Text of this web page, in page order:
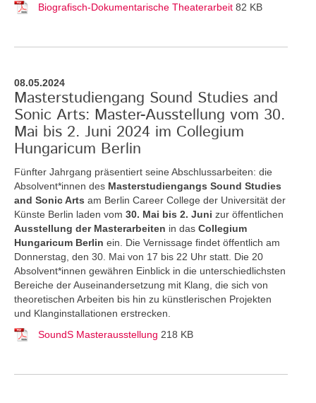
Biografisch-Dokumentarische Theaterarbeit 82 KB
08.05.2024
Masterstudiengang Sound Studies and
Sonic Arts: Master-Ausstellung vom 30.
Mai bis 2. Juni 2024 im Collegium
Hungaricum Berlin
Fünfter Jahrgang präsentiert seine Abschlussarbeiten: die
Absolvent*innen des Masterstudiengangs Sound Studies
and Sonic Arts am Berlin Career College der Universität der
Künste Berlin laden vom 30. Mai bis 2. Juni zur öffentlichen
Ausstellung der Masterarbeiten in das Collegium
Hungaricum Berlin ein. Die Vernissage findet öffentlich am
Donnerstag, den 30. Mai von 17 bis 22 Uhr statt. Die 20
Absolvent*innen gewähren Einblick in die unterschiedlichsten
Bereiche der Auseinandersetzung mit Klang, die sich von
theoretischen Arbeiten bis hin zu künstlerischen Projekten
und Klanginstallationen erstrecken.
SoundS Masterausstellung 218 KB